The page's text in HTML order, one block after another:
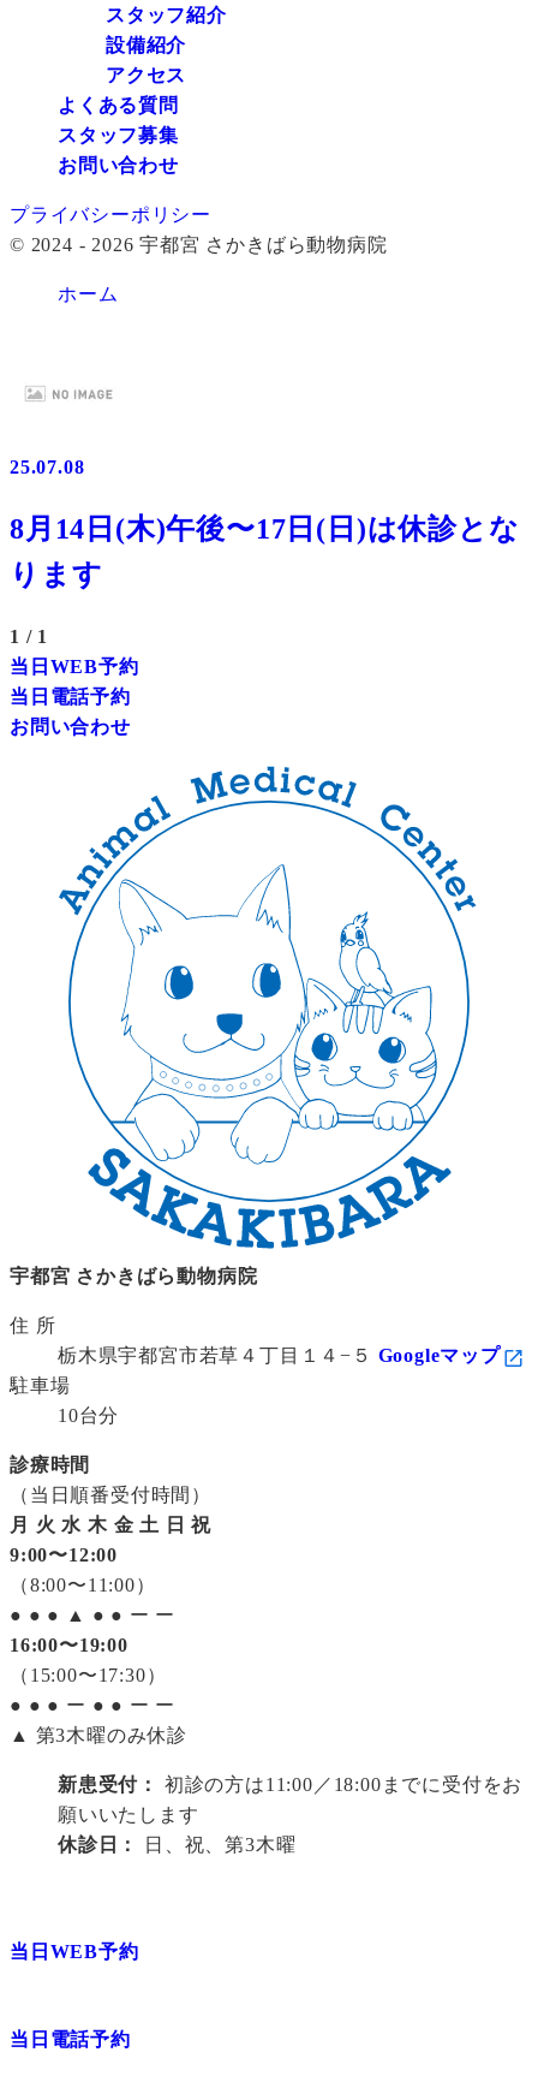
スタッフ紹介
設備紹介
アクセス
よくある質問
スタッフ募集
お問い合わせ
プライバシーポリシー
© 2024 - 2026 宇都宮 さかきばら動物病院
ホーム
25.07.08
8月14日(木)午後〜17日(日)は休診とな
ります
1 / 1
当日WEB予約
当日電話予約
お問い合わせ
宇都宮 さかきばら動物病院
住 所
栃木県宇都宮市若草４丁目１４−５ Googleマップ
駐車場
10台分
診療時間
（当日順番受付時間）
月
火 水 木 金 土 日 祝
9:00〜12:00
（8:00〜11:00）
● ● ● ▲ ● ● ー ー
16:00〜19:00
（15:00〜17:30）
● ● ● ー ● ● ー ー
▲ 第3木曜のみ休診
新患受付：
初診の方は11:00／18:00までに受付をお
願いいたします
休診日：
日、祝、第3木曜
当日WEB予約
当日電話予約